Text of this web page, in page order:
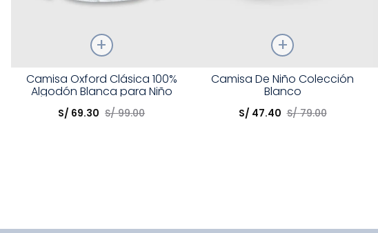
Talla
Elige una opción
Camisa Oxford Clásica 100%
Algodón Blanca para Niño
S/ 69.30 S/ 99.00
Talla
Elige una opción
Camisa De Niño Colección
Blanco
S/ 47.40 S/ 79.00